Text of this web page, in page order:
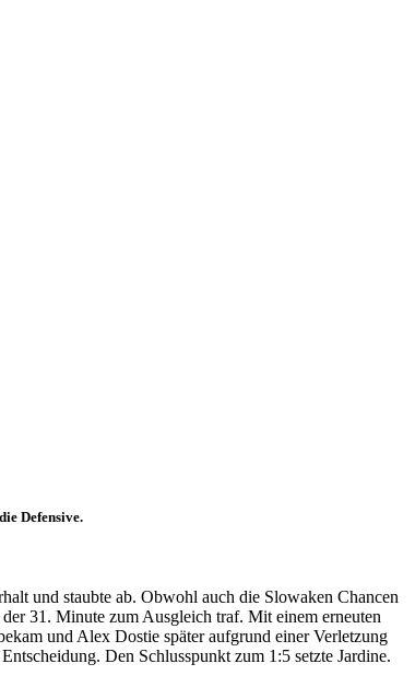
Defensive.
und staubte ab. Obwohl auch die Slowaken Chancen
31. Minute zum Ausgleich traf. Mit einem erneuten
und Alex Dostie später aufgrund einer Verletzung
Den Schlusspunkt zum 1:5 setzte Jardine.